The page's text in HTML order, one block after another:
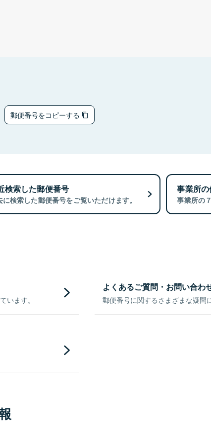
郵便番号をコピーする
検索した郵便番号
に検索した郵便番号をご覧いただけます。
事業所
事業所の
います。
よくあるご質問・お問い合わ
郵便番号に関するさまざまな疑問